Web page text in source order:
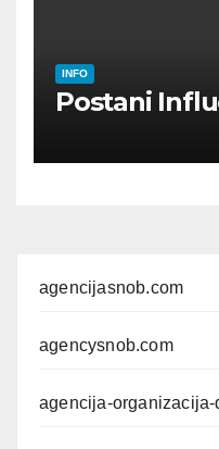
INFO
Postani
agencijasnob.com
agencysnob.com
agencija-